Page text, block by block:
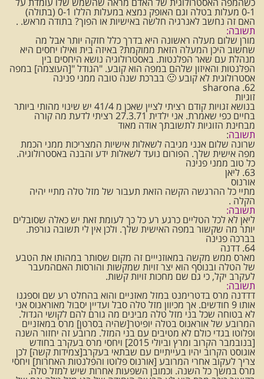
0-1 מעלות בטלה וגם האופק נמצא במעלות הללו 0-1 (בתולה)
האם זה נחשב לאנרגיה חלשה באישיות או הפוך? בתודה מראש. .
תשובה:
מורן שלום מעלה ראשונה היא בדרך כלל חזקה יותר אבל מה
שחשוב היכן המעלה הזאת ממוקמת? באיזה בית ואילו יחסים היא
מנהלת עם שאר הפלנטות. באסטרולוגיה נושא היחסים בין
הפלנטות והאיזון שלהם במפה הוא קובע. "הגודל "[העוצמה] במפה
אסטרולוגית לא קובע 🙂 בברכת שנה טובה ממני פנינה
62. sharona
זוגיות
בנושא זגויות קודם רציתי לציין שאכן מ 41/4 יש שינוי מהותי ביותר
בחיים כפי שאמרת. אני ילדית 27.3.71 רציתי לדעת מה קורה
מבחינת הזוגיות לתשובתך אודה מאוד
תשובה:
שרונה שלום אנני מגיבה לשאלות אישיות המצריכות ממני הכמת
מפה אישית שלך. הפורום נועד לשאלות ידע והבנה באסטרולוגיה.
כל טוב ממני פנינה
63. ליאן
אורנוס
מתיי כל ההרגשה הקשה הזאת תעבור של מזל טלה מתיי יהיה
הקלה .
תשובה:
ליאן לא לכל הטליים כרגע רע כל כך לעומת זאת יש כאלה שסובלים
יותר מה שקשור במפה האישית שלך. ולכן אין לי תשובה גורפת.
בברכה פנינה
64. דדנה
מארס ממש מקשה במאוזנייים זה מקום שסותר במהותו את הטבע
של הטלה ובנוסף הוא יצר זויות שמקשות והורסות האםהמעבר
לעקרב יקל, כי גם שם מחכות זויות קשות.
תשובה:
דדדנה מרס בדטרימנט במזל מאזניים והוא בהחלט רע שם וספגנו
אותו 9 חודשים. אך מכיוון מזל טלה סבל ועדיין יסבול מאוראנוס אני
לא בטוחה שכל בני מזל טלה מבינים מה גורם להם לקושי הגדול.
המרובע של אוראנוס בטלה יופיטר[שהיה בסרטן] מרס במאזניים
ופלוטו בגדי כולם לא מטיבים עם בני המזל. מרובע זה יחזור השנה
[בנובמבר הקרוב ומרץ וביולי 2015] ויחסי מרס בעקרב בחודש
אוגוסט הקרוב יהיו בעייתיים עם שבתאי בעקרב[צמידות קשה] לכן
צריך לעקוב אחרי המרובע [אורנוס פלוטו והפלנטות האחרות] ויחסי
מרס במשך כל השנה. וכמובן השפעות אחרות שיש למזל טלה.